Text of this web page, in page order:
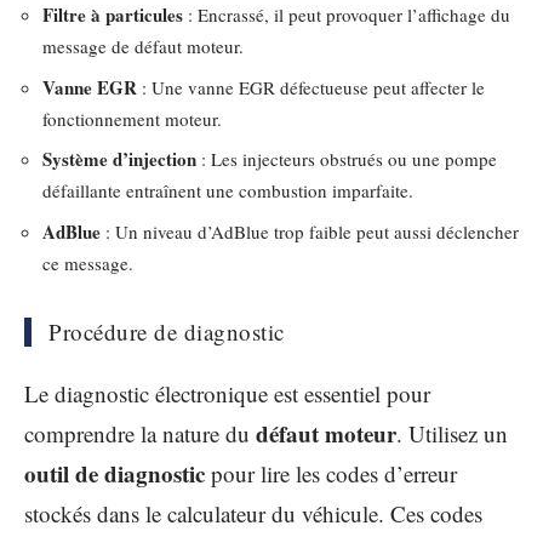
Filtre à particules : Encrassé, il peut provoquer l’affichage du
message de défaut moteur.
Vanne EGR : Une vanne EGR défectueuse peut affecter le
fonctionnement moteur.
Système d’injection : Les injecteurs obstrués ou une pompe
défaillante entraînent une combustion imparfaite.
AdBlue : Un niveau d’AdBlue trop faible peut aussi déclencher
ce message.
Procédure de diagnostic
Le diagnostic électronique est essentiel pour
comprendre la nature du défaut moteur. Utilisez un
outil de diagnostic pour lire les codes d’erreur
stockés dans le calculateur du véhicule. Ces codes